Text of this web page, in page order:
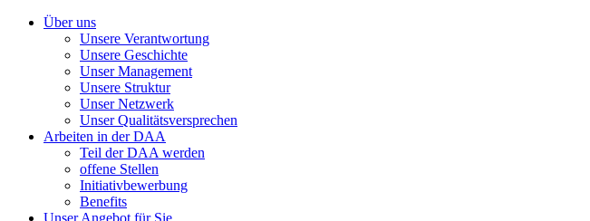
Über uns
Unsere Verantwortung
Unsere Geschichte
Unser Management
Unsere Struktur
Unser Netzwerk
Unser Qualitätsversprechen
Arbeiten in der DAA
Teil der DAA werden
offene Stellen
Initiativbewerbung
Benefits
Unser Angebot für Sie